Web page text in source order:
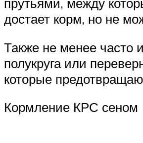
достает корм, но не
Также не менее часто
полукруга или
которые
Кормление КРС сеном